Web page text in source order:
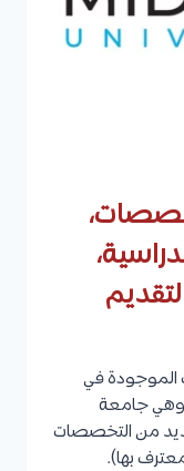
في
وهي جامعة
من التخصصات
بها).